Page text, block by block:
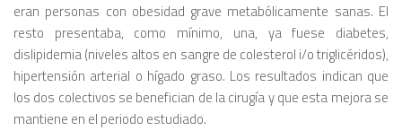
eran personas con obesidad grave metabólicamente sanas. El
resto presentaba, como mínimo, una, ya fuese diabetes,
dislipidemia (niveles altos en sangre de colesterol i/o triglicéridos),
hipertensión arterial o hígado graso. Los resultados indican que
los dos colectivos se benefician de la cirugía y que esta mejora se
mantiene en el periodo estudiado.